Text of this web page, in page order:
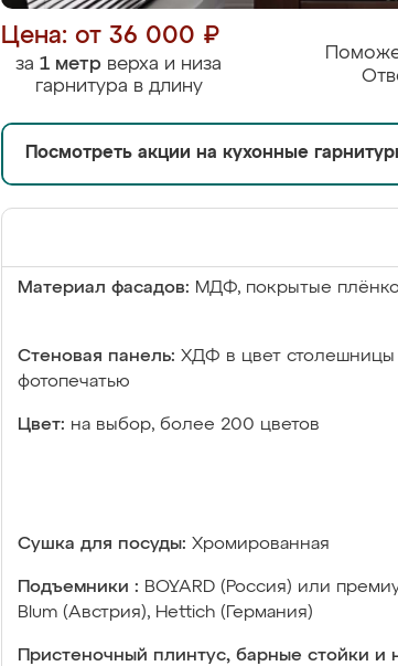
Цена: от 36 000 ₽
за 1 метр верха и низа
гарнитура в длину
Посмотреть акции на кухонные
Материал фасадов: МДФ, покрытые
Стеновая панель: ХДФ в цвет столешницы
фотопечатью
Цвет: на выбор, более 200 цветов
Сушка для посуды: Хромированная
Подъемники : BOYARD (Россия) или
Blum (Австрия), Hettich (Германия)
Пристеночный плинтус, барные стойки и